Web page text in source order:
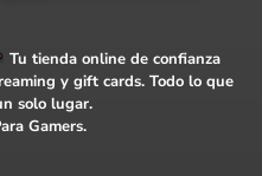
Tu tienda online de confianza
y gift cards. Todo lo que
solo lugar.
Gamers.